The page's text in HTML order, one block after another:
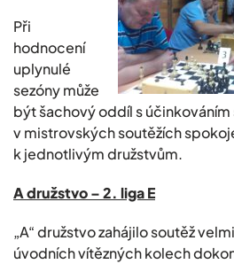
Při
hodnocení
uplynulé
sezóny může
být šachový oddíl s
v mistrovských soutěžích
k jednotlivým družstvům.
A družstvo – 2. liga E
„A“ družstvo zahájilo soutěž
úvodních vítězných kolech